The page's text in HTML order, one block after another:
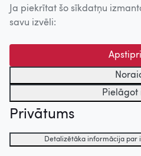
Ja piekrītat šo sīkdatņu
savu izvēli:
Pielāgot
Privātums
Detalizētāka informācija par